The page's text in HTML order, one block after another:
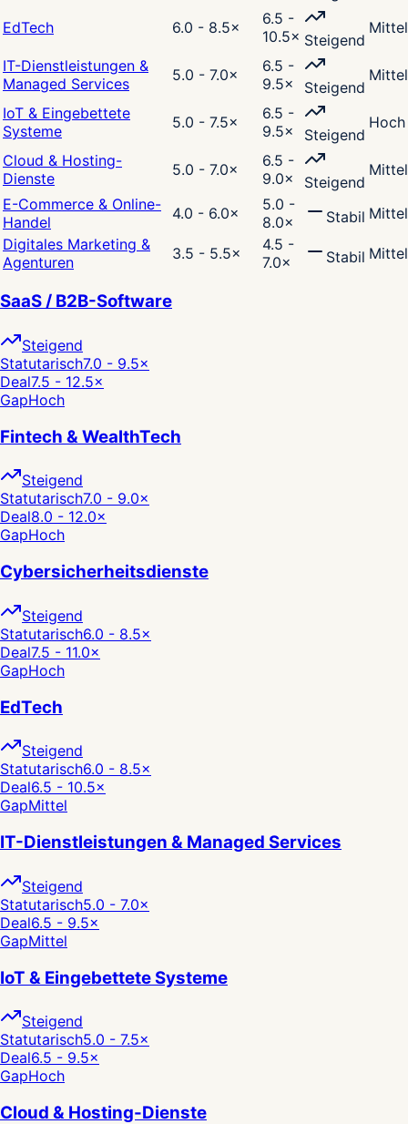
EdTech
6.0 - 8.5×
6.5 -
10.5× Steigend
Mittel
IT-Dienstleistungen &
Managed Services
5.0 - 7.0×
6.5 -
9.5× Steigend
Mittel
IoT & Eingebettete
Systeme
5.0 - 7.5×
6.5 -
9.5× Steigend
Hoch
Cloud & Hosting-
Dienste
5.0 - 7.0×
6.5 -
9.0× Steigend
Mittel
E-Commerce & Online-
Handel
4.0 - 6.0×
5.0 -
8.0× Stabil Mittel
Digitales Marketing &
Agenturen
3.5 - 5.5×
4.5 -
7.0× Stabil Mittel
SaaS / B2B-Software
Steigend
Statutarisch7.0 - 9.5×
Deal7.5 - 12.5×
GapHoch
Fintech & WealthTech
Steigend
Statutarisch7.0 - 9.0×
Deal8.0 - 12.0×
GapHoch
Cybersicherheitsdienste
Steigend
Statutarisch6.0 - 8.5×
Deal7.5 - 11.0×
GapHoch
EdTech
Steigend
Statutarisch6.0 - 8.5×
Deal6.5 - 10.5×
GapMittel
IT-Dienstleistungen & Managed Services
Steigend
Statutarisch5.0 - 7.0×
Deal6.5 - 9.5×
GapMittel
IoT & Eingebettete Systeme
Steigend
Statutarisch5.0 - 7.5×
Deal6.5 - 9.5×
GapHoch
Cloud & Hosting-Dienste